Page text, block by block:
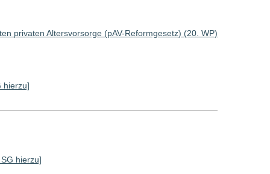
privaten Altersvorsorge (pAV-Reformgesetz) (20. WP)
hierzu]
hierzu]